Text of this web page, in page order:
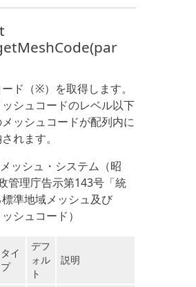
ド（※）を取得します。
シュコードのレベル以下
ッシュコードが配列内に
れます。
ッシュ・システム（昭
管理庁告示第143号「統
準地域メッシュ及び
シュコード）
タイ
プ
デフ
ォル
ト
説明